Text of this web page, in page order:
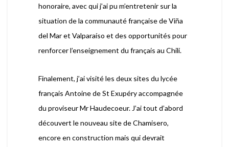
honoraire, avec qui j’ai pu m’entretenir sur la
situation de la communauté française de Viña
del Mar et Valparaíso et des opportunités pour
renforcer l’enseignement du français au Chili.
Finalement, j’ai visité les deux sites du lycée
français Antoine de St Exupéry accompagnée
du proviseur Mr Haudecoeur. J’ai tout d’abord
découvert le nouveau site de Chamisero,
encore en construction mais qui devrait